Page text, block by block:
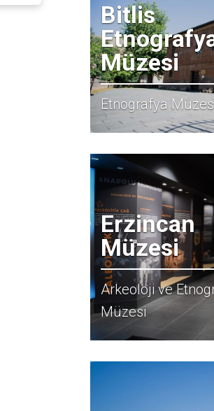
Bitlis
Müzesi
Etnografya
Erzincan
Müzesi
Arkeoloji ve
Müzesi